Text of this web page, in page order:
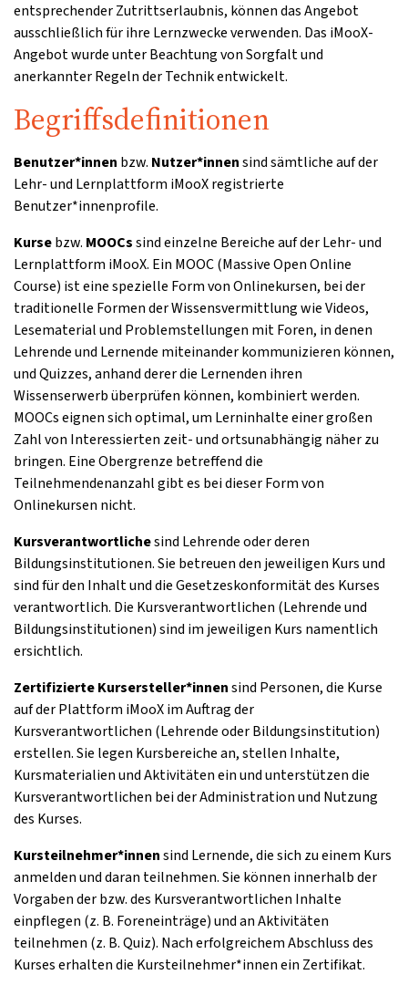
entsprechender Zutrittserlaubnis, können das Angebot
ausschließlich für ihre Lernzwecke verwenden. Das iMooX-
Angebot wurde unter Beachtung von Sorgfalt und
anerkannter Regeln der Technik entwickelt.
Begriffsdefinitionen
Benutzer*innen bzw. Nutzer*innensind sämtliche auf der
Lehr- und Lernplattform iMooX registrierte
Benutzer*innenprofile.
Kursebzw. MOOCssind einzelne Bereiche auf der Lehr- und
Lernplattform iMooX. Ein MOOC (Massive Open Online
Course) ist eine spezielle Form von Onlinekursen, bei der
traditionelle Formen der Wissensvermittlung wie Videos,
Lesematerial und Problemstellungen mit Foren, in denen
Lehrende und Lernende miteinander kommunizieren können,
und Quizzes, anhand derer die Lernenden ihren
Wissenserwerb überprüfen können, kombiniert werden.
MOOCs eignen sich optimal, um Lerninhalte einer großen
Zahl von Interessierten zeit- und ortsunabhängig näher zu
bringen. Eine Obergrenze betreffend die
Teilnehmendenanzahl gibt es bei dieser Form von
Onlinekursen nicht.
Kursverantwortlichesind Lehrende oder deren
Bildungsinstitutionen. Sie betreuen den jeweiligen Kurs und
sind für den Inhalt und die Gesetzeskonformität des Kurses
verantwortlich. Die Kursverantwortlichen (Lehrende und
Bildungsinstitutionen) sind im jeweiligen Kurs namentlich
ersichtlich.
Zertifizierte Kursersteller*innensind Personen, die Kurse
auf der Plattform iMooX im Auftrag der
Kursverantwortlichen (Lehrende oder Bildungsinstitution)
erstellen. Sie legen Kursbereiche an, stellen Inhalte,
Kursmaterialien und Aktivitäten ein und unterstützen die
Kursverantwortlichen bei der Administration und Nutzung
des Kurses.
Kursteilnehmer*innensind Lernende, die sich zu einem Kurs
anmelden und daran teilnehmen. Sie können innerhalb der
Vorgaben der bzw. des Kursverantwortlichen Inhalte
einpflegen (z. B. Foreneinträge) und an Aktivitäten
teilnehmen (z. B. Quiz). Nach erfolgreichem Abschluss des
Kurses erhalten die Kursteilnehmer*innen ein Zertifikat.